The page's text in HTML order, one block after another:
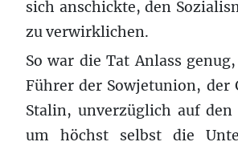
sich anschickte, den
zu verwirklichen.
So war die Tat Anlass
Führer der Sowjetunion, der
Stalin, unverzüglich auf den
um höchst selbst die